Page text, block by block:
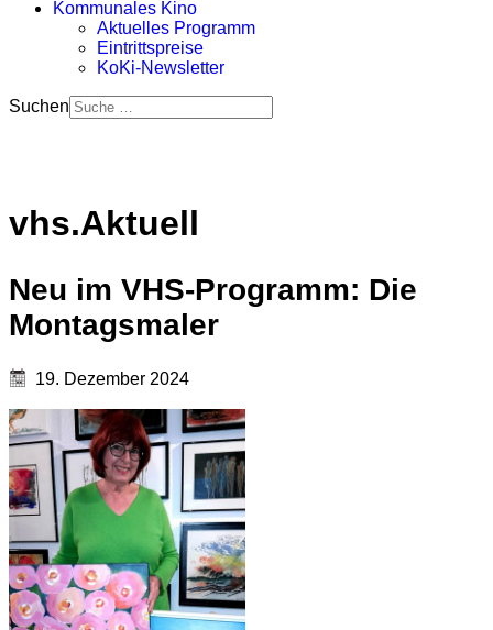
Kommunales Kino
Aktuelles Programm
Eintrittspreise
KoKi-Newsletter
Suchen
vhs.Aktuell
Neu im VHS-Programm: Die
Montagsmaler
19. Dezember 2024